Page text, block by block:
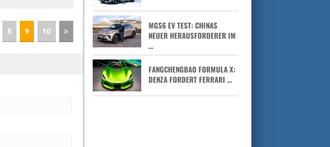
8 9 10
MGS6 EV TEST: CHINAS
NEUER HERAUSFORDERER IM
…
FANGCHENGBAO FORMULA X:
DENZA FORDERT FERRARI …